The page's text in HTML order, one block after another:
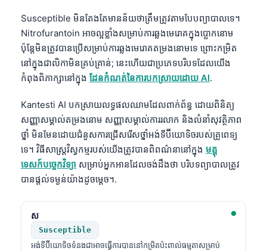
Susceptible មិនតែងតែមានន័យថាត្រឹមត្រូវតាមបែបព្យាបាលទេ។
Nitrofurantoin អាចល្អខ្លាំងសម្រាប់ការឆ្លងមេរោគក្នុងប្លោកនោម
ប៉ុន្តែមិនត្រូវបានប្រើសម្រាប់ការឆ្លងមេរោគតម្រងនោមទេ ព្រោះកម្រិត
នៅក្នុងជាលិកាមិនគ្រប់គ្រាន់; នេះហើយជាប្រភេទបរិបទដែលយើង
កំពុងពិភាក្សានៅក្នុង ដែនកំណត់នៃការបកស្រាយដោយ AI.
Kantesti AI បកស្រាយលទ្ធផលឈាមដែលពាក់ព័ន្ធ ដោយពិនិត្យ
សញ្ញាសម្គាល់តម្រងនោម សញ្ញាសម្គាល់ការរលាក និងលំនាំសុវត្ថិភាព
ថ្នាំ មិនមែនដោយជំនួសការជ្រើសរើសថ្នាំអង់ទីប៊ីយោទិចរបស់គ្រូពេទ្យ
ទេ។ វិធីសាស្ត្រវិស្វកម្មរបស់យើងត្រូវបានពិពណ៌នានៅក្នុង មគ្គុ
ទេសក៍បច្ចេកវិទ្យា សម្រាប់អ្នកអានដែលចង់ដឹងថា បរិបទព្យាបាលត្រូវ
បានផ្តល់ទម្ងន់យ៉ាងដូចម្តេច។.
ស
Susceptible
អង់ទីប៊ីយោទិចទំនងជាអាចធ្វើការបាននៅកម្រិតប៉ះពាល់ធម្មតាសម្រាប់